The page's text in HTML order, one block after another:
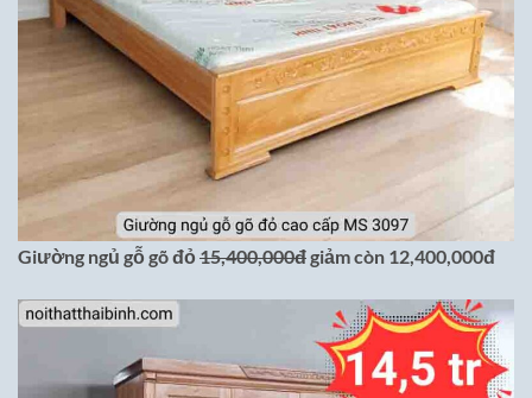
Giường ngủ gỗ gõ đỏ 15,400,000đgiảm còn 12,400,000đ